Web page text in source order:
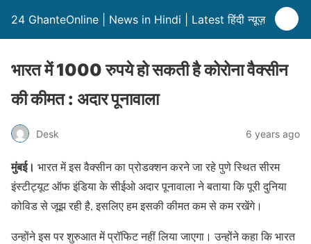
24 GhanteOnline | News in Hindi | Latest हिंदी न्यूज़
भारत में 1000 रुपये हो सकती है कोरोना वैक्सीन
की कीमत : अदार पूनावाला
Desk 6 years ago
मुंबई। भारत में इस वैक्सीन का प्रोडक्शन करने जा रहे पुणे स्थित सीरम
इंस्टीट्यूट ऑफ इंडिया के सीईओ अदार पूनावाला ने बताया कि पूरी दुनिया
कोविड से जूझ रही है, इसलिए हम इसकी कीमत कम से कम रखेंगे।
उन्होंने इस पर शुरुआत में प्रॉफिट नहीं लिया जाएगा। उन्होंने कहा कि भारत